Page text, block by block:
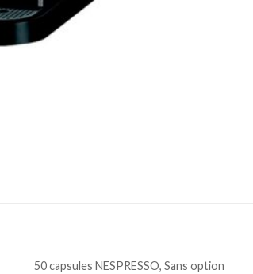
50 capsules NESPRESSO, Sans option